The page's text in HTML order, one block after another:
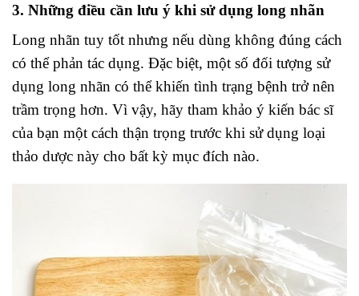
3. Những điều cần lưu ý khi sử dụng long nhãn
Long nhãn tuy tốt nhưng nếu dùng không đúng cách
có thể phản tác dụng. Đặc biệt, một số đối tượng sử
dụng long nhãn có thể khiến tình trạng bệnh trở nên
trầm trọng hơn. Vì vậy, hãy tham khảo ý kiến bác sĩ
của bạn một cách thận trọng trước khi sử dụng loại
thảo dược này cho bất kỳ mục đích nào.